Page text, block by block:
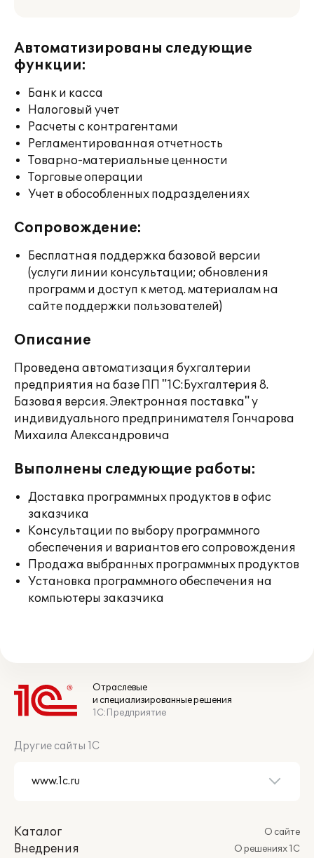
Автоматизированы следующие
функции:
Банк и касса
Налоговый учет
Расчеты с контрагентами
Регламентированная отчетность
Товарно-материальные ценности
Торговые операции
Учет в обособленных подразделениях
Сопровождение:
Бесплатная поддержка базовой версии
(услуги линии консультации; обновления
программ и доступ к метод. материалам на
сайте поддержки пользователей)
Описание
Проведена автоматизация бухгалтерии
предприятия на базе ПП "1С:Бухгалтерия 8.
Базовая версия. Электронная поставка" у
индивидуального предпринимателя Гончарова
Михаила Александровича
Выполнены следующие работы:
Доставка программных продуктов в офис
заказчика
Консультации по выбору программного
обеспечения и вариантов его сопровождения
Продажа выбранных программных продуктов
Установка программного обеспечения на
компьютеры заказчика
Отраслевые
и специализированные решения
1С:Предприятие
Другие сайты 1С
Каталог
Внедрения
О сайте
О решениях 1С